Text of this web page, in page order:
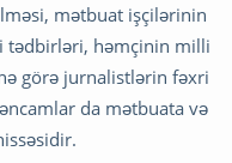
mətbuat işçilərinin
tədbirləri, həmçinin milli
görə jurnalistlərin fəxri
da mətbuata və